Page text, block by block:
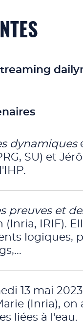
dynamiques
SU) et
preuves et
IRIF).
logiques,
13 mai
(Inria),
liées à l'eau.